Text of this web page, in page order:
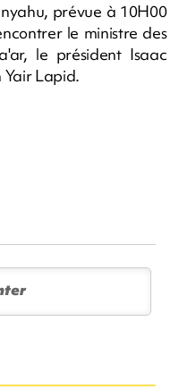
prévue à 10H00
le ministre des
le président Isaac
Yair Lapid.